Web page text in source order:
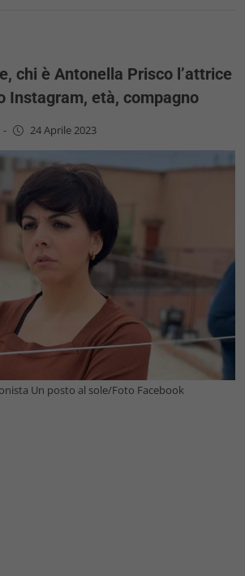
chi è Antonella Prisco l’attrice
Instagram, età, compagno
- 24 Aprile 2023
Un posto al sole/Foto Facebook